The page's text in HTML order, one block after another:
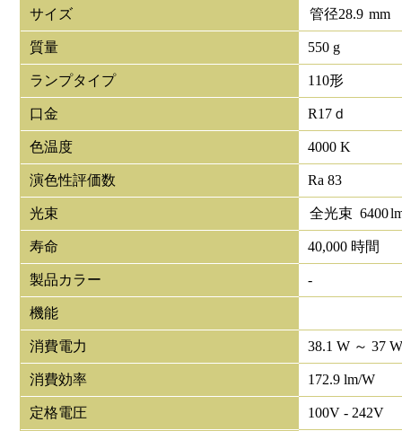
サイズ 管径28.9 mm
質量 550 g
ランプタイプ 110形
口金 R17ｄ
色温度 4000 K
演色性評価数 Ra 83
光束 全光束 6400
寿命 40,000 時間
製品カラー -
機能
消費電力 38.1 W ～ 37
消費効率 172.9 lm/W
定格電圧 100V - 242V